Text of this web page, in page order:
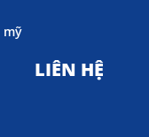
mỹ
LIÊN HỆ